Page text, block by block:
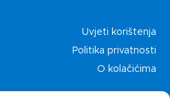
Uvjeti korištenja
Politika privatnosti
O kolačićima